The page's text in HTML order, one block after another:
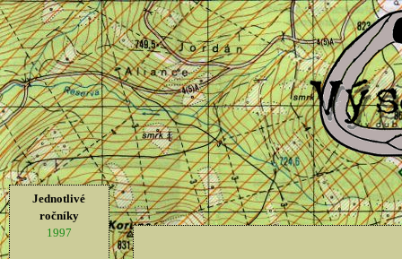
Jednotlivé
ročníky
1997